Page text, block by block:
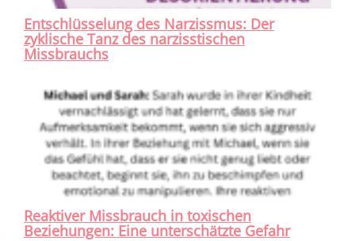
Entschlüsselung des Narzissmus: Der
zyklische Tanz des narzisstischen
Missbrauchs
Reaktiver Missbrauch in toxischen
Beziehungen: Eine unterschätzte Gefahr